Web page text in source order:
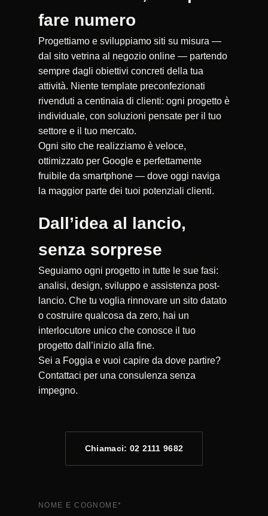
fare numero
Progettiamo e sviluppiamo siti su misura —
dal sito vetrina al negozio online — partendo
sempre dagli obiettivi concreti della tua
attività. Niente template preconfezionati
rivenduti a centinaia di clienti: ogni progetto è
individuale, con soluzioni pensate per il tuo
settore e il tuo mercato.
Ogni sito che realizziamo è veloce,
ottimizzato per Google e perfettamente
fruibile da smartphone — dove oggi naviga
la maggior parte dei tuoi potenziali clienti.
Dall’idea al lancio,
senza sorprese
Seguiamo ogni progetto in tutte le sue fasi:
analisi, design, sviluppo e assistenza post-
lancio. Che tu voglia rinnovare un sito datato
o costruire qualcosa da zero, hai un
interlocutore unico che conosce il tuo
progetto dall’inizio alla fine.
Sei a Foggia e vuoi capire da dove partire?
Contattaci per una consulenza senza
impegno.
Chiamaci: 02 2111 9682
NOME E COGNOME*